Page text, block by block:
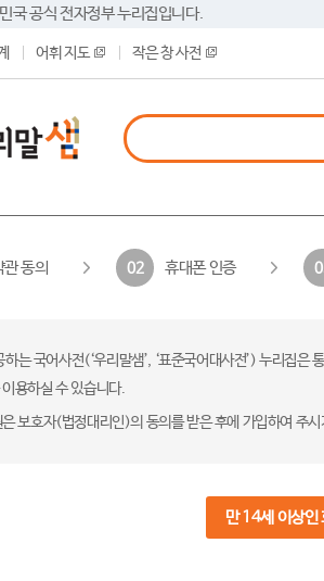
국 공식 전자정부 누리집입니다.
어휘 지도 작은 창 사전
동의 02 휴대폰 인증
는 국어사전(‘우리말샘’, ‘표준국어대사전’) 누리집
용하실 수 있습니다.
보호자(법정대리인)의 동의를 받은 후에 가입하여 주
만 14세 이상인